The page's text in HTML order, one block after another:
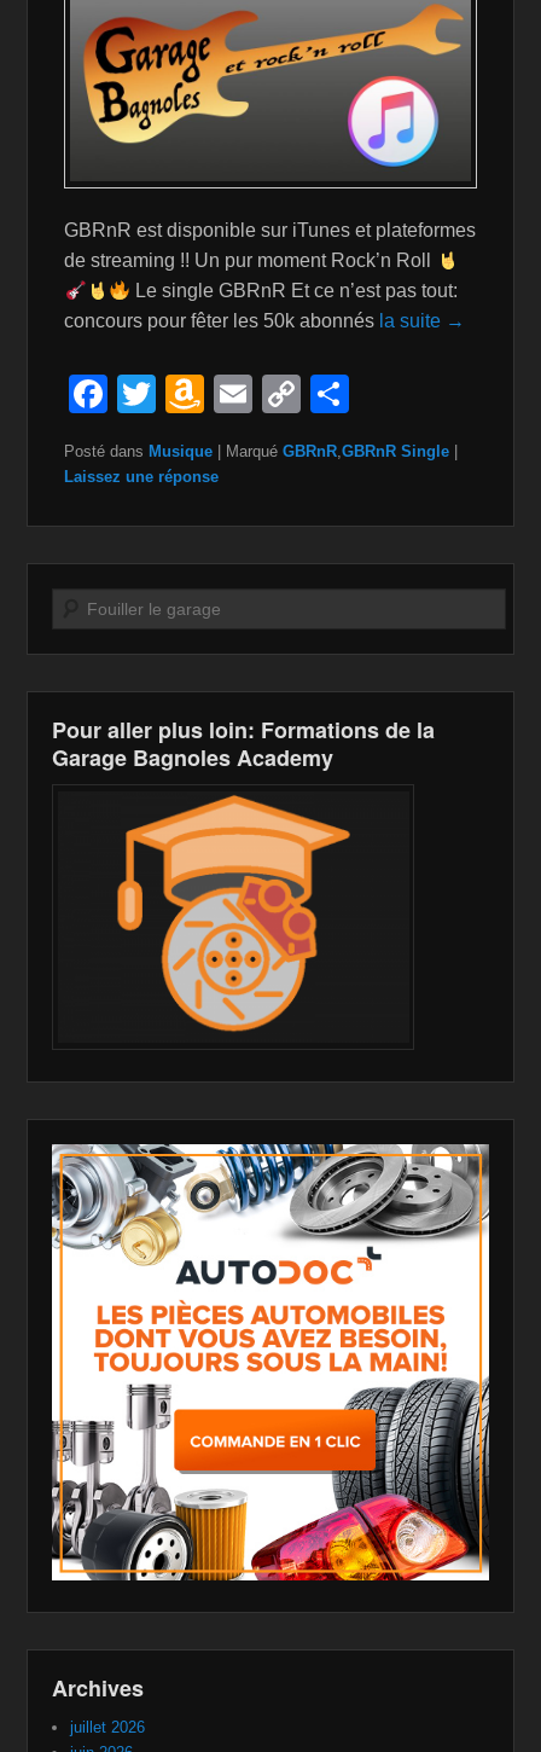
GBRnR est disponible sur iTunes et plateformes
de streaming !! Un pur moment Rock’n Roll
Le single GBRnR Et ce n’est pas tout:
concours pour fêter les 50k abonnés la suite →
F
c
o
o
k
T
tt
A
a
n
W
is
h
Li
st
E
ail
C
p
n
k
ta
Posté dans Musique Marqué GBRnR,GBRnR Single
Laissez une réponse
Recherche
Pour aller plus loin: Formations de la
Garage Bagnoles Academy
Archives
juillet 2026